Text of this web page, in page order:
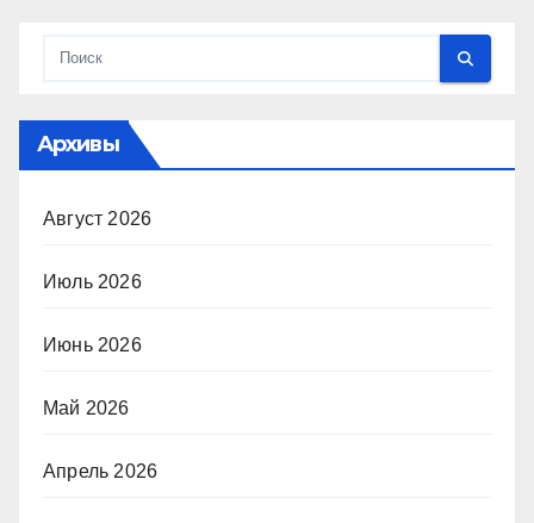
Архивы
Август 2026
Июль 2026
Июнь 2026
Май 2026
Апрель 2026